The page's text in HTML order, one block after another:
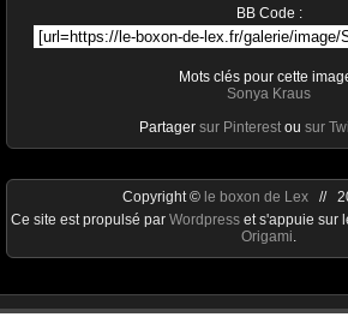
BB Code :
Mots clés pour cette
Sonya Kraus
Partager sur Pinterest ou sur
Copyright © le boxon de Lex//
Ce site est propulsé par Wordpress et s'appuie sur
Origami